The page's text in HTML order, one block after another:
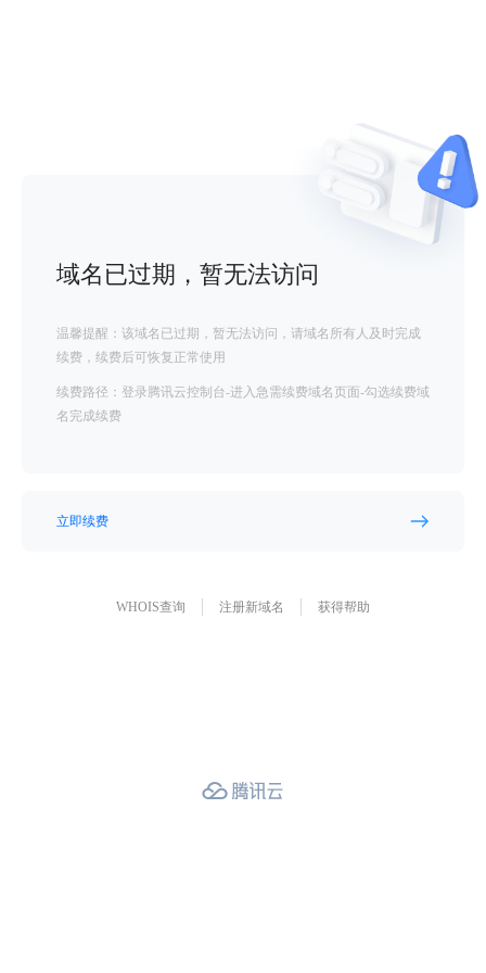
域名已过期，暂无法访问
温馨提醒：该域名已过期，暂无法访问，请域名所有人及时完成
续费，续费后可恢复正常使用
续费路径：登录腾讯云控制台-进入急需续费域名页面-勾选续费域
名完成续费
立即续费
WHOIS查询 注册新域名 获得帮助